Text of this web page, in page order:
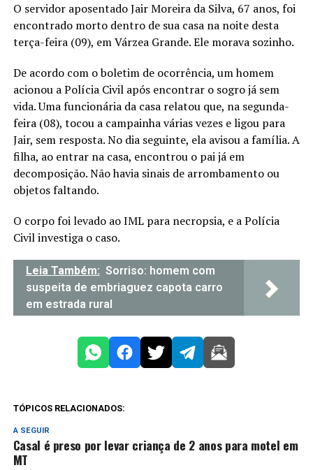
O servidor aposentado Jair Moreira da Silva, 67 anos, foi
encontrado morto dentro de sua casa na noite desta
terça-feira (09), em Várzea Grande. Ele morava sozinho.
De acordo com o boletim de ocorrência, um homem
acionou a Polícia Civil após encontrar o sogro já sem
vida. Uma funcionária da casa relatou que, na segunda-
feira (08), tocou a campainha várias vezes e ligou para
Jair, sem resposta. No dia seguinte, ela avisou a família. A
filha, ao entrar na casa, encontrou o pai já em
decomposição. Não havia sinais de arrombamento ou
objetos faltando.
O corpo foi levado ao IML para necropsia, e a Polícia
Civil investiga o caso.
Leia Também: Sorriso: homem com
suspeita de embriaguez capota carro
em estrada rural
TÓPICOS RELACIONADOS:
A SEGUIR
Casal é preso por levar criança de 2 anos para motel em
MT